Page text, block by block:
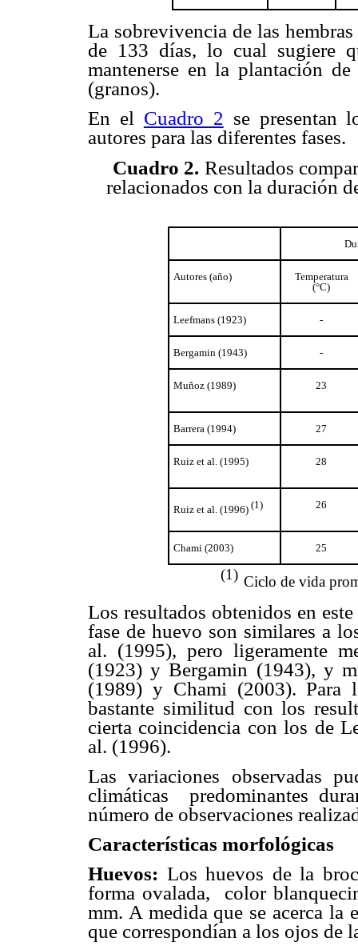
La sobrevivencia de las
de 133 días, lo cual sugiere
mantenerse en la plantación
(granos).
En el Cuadro 2 se presentan
autores para las diferentes fases.
Cuadro 2. Resultados
relacionados con la duración
Autores (año)
Temperatura
(°C)
Leefmans (1923) -
Bergamin (1943) -
Muñoz (1989) 23
Barrera (1994) 27
Ruiz et al. (1995) 28
Ruiz et al. (1996) (1) 26
Chami (2003) 25
(1) Ciclo de vida
Los resultados obtenidos en
fase de huevo son similares a
al. (1995), pero ligeramente
(1923) y Bergamin (1943), y
(1989) y Chami (2003). Para
bastante similitud con los
cierta coincidencia con los de
al. (1996).
Las variaciones observadas
climáticas predominantes
número de observaciones
Características morfológicas
Huevos: Los huevos de la
forma ovalada, color
mm. A medida que se acerca la
que correspondían a los ojos